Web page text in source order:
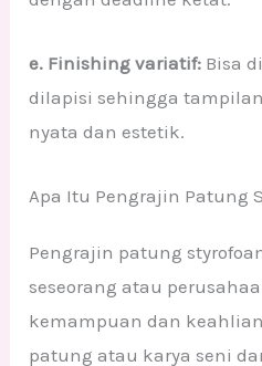
e. Finishing variatif: Bisa
dilapisi sehingga
nyata dan estetik.
Apa Itu Pengrajin Patung
Pengrajin patung
seseorang atau
kemampuan dan
patung atau karya seni